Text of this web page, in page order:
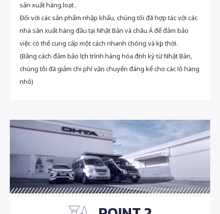
sản xuất hàng loạt .
Đối với các sản phẩm nhập khẩu, chúng tôi đã hợp tác với các
nhà sản xuất hàng đầu tại Nhật Bản và châu Á để đảm bảo
việc có thể cung cấp một cách nhanh chóng và kịp thời.
(Bằng cách đảm bảo lịch trình hàng hóa định kỳ từ Nhật Bản,
chúng tôi đã giảm chi phí vận chuyển đáng kể cho các lô hàng
nhỏ)